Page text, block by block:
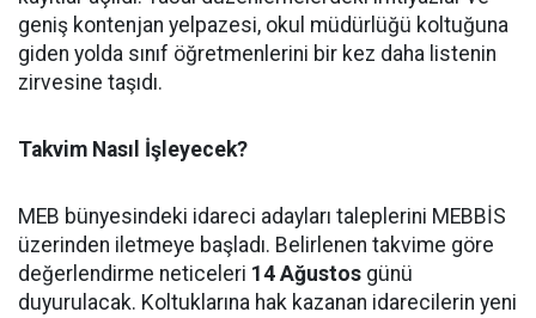
geniş kontenjan yelpazesi, okul müdürlüğü koltuğuna
giden yolda sınıf öğretmenlerini bir kez daha listenin
zirvesine taşıdı.
Takvim Nasıl İşleyecek?
MEB bünyesindeki idareci adayları taleplerini MEBBİS
üzerinden iletmeye başladı. Belirlenen takvime göre
değerlendirme neticeleri 14 Ağustos günü
duyurulacak. Koltuklarına hak kazanan idarecilerin yeni